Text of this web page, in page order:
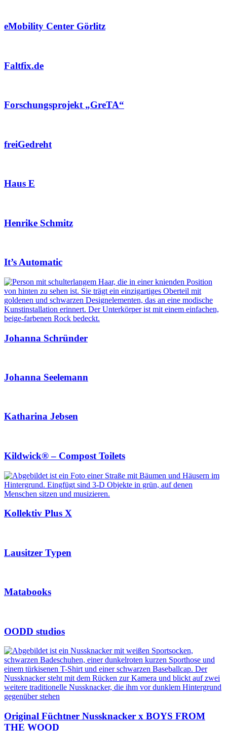
eMobility Center Görlitz
Faltfix.de
Forschungsprojekt „GreTA“
freiGedreht
Haus E
Henrike Schmitz
It’s Automatic
Johanna Schründer
Johanna Seelemann
Katharina Jebsen
Kildwick® – Compost Toilets
Kollektiv Plus X
Lausitzer Typen
Matabooks
OODD studios
Original Füchtner Nussknacker x BOYS FROM
THE WOOD